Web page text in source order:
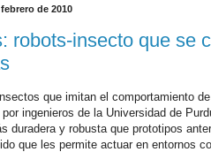
de 2010
robots-insecto que se
que imitan el comportamiento
ingenieros de la Universidad de
duradera y robusta que prototipos
que les permite actuar en entornos